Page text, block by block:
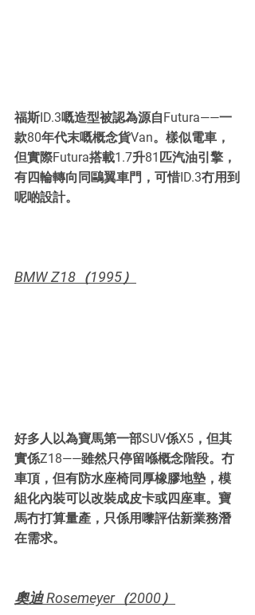
福斯ID.3嘅造型被認為源自Futura——一
款80年代末嘅概念貨Van。樣似電車，
但實際Futura搭載1.7升81匹汽油引擎，
有四輪轉向同鷗翼車門，可惜ID.3冇用到
呢啲設計。
BMW Z18（1995）
好多人以為寶馬第一部SUV係X5，但其
實係Z18——雖然只停留喺概念階段。冇
車頂，但有防水座椅同厚橡膠地墊，模
組化內裝可以改裝成皮卡或四座車。寶
馬冇打算量產，只係用嚟評估新業務潛
在需求。
奧迪 Rosemeyer（2000）